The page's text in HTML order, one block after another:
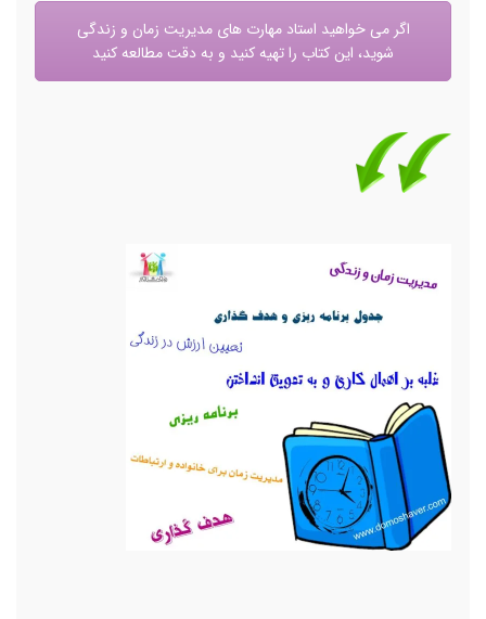
اگر می خواهید استاد مهارت های مدیریت زمان و زندگی
شوید، این کتاب را تهیه کنید و به دقت مطالعه کنید